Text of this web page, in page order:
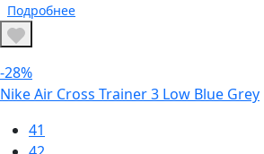
Подробнее
-28%
Nike Air Cross Trainer 3 Low Blue Grey
41